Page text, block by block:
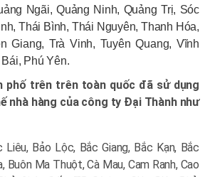
Ngãi, Quảng Ninh, Quảng Trị, Sóc
Thái Bình, Thái Nguyên, Thanh Hóa,
Giang, Trà Vinh, Tuyên Quang, Vĩnh
Phú Yên.
phố trên trên toàn quốc đã sử dụng
nhà hàng của công ty Đại Thành như
Liêu, Bảo Lộc, Bắc Giang, Bắc Kạn, Bắc
Buôn Ma Thuột, Cà Mau, Cam Ranh, Cao